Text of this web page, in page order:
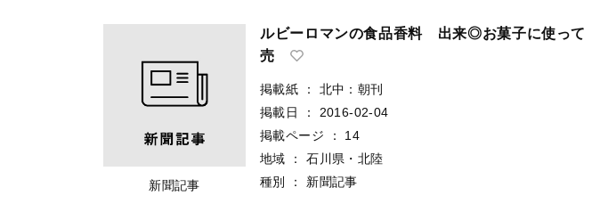
新聞記事
ルビーロマンの食品香料 出来◎お菓子に使って
売
掲載紙 ：
北中：朝刊
掲載日
：
2016-02-04
掲載ページ
：
14
地域
：
石川県・北陸
種別
： 新聞記事